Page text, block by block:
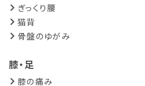
ぎっくり腰
猫背
骨盤のゆがみ
膝・足
膝の痛み